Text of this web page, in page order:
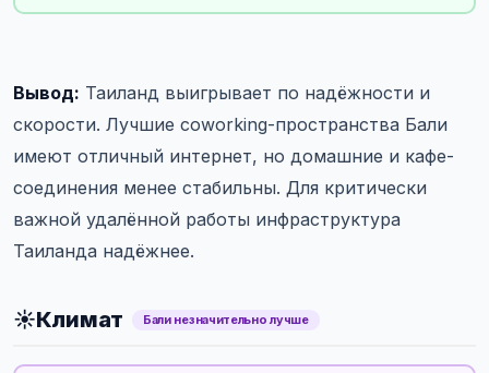
Вывод: Таиланд выигрывает по надёжности и
скорости. Лучшие coworking-пространства Бали
имеют отличный интернет, но домашние и кафе-
соединения менее стабильны. Для критически
важной удалённой работы инфраструктура
Таиланда надёжнее.
☀️Климат Бали незначительно лучше